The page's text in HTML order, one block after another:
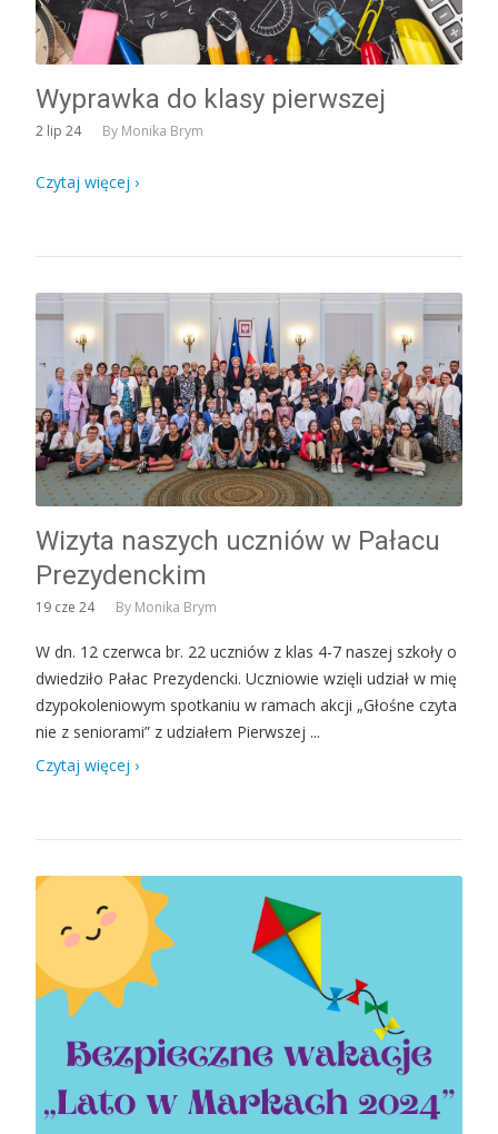
Wyprawka do klasy pierwszej
2 lip 24 By Monika Brym
Czytaj więcej ›
Wizyta naszych uczniów w Pałacu
Prezydenckim
19 cze 24 By Monika Brym
W dn. 12 czerwca br. 22 uczniów z klas 4-7 naszej szkoły o
dwiedziło Pałac Prezydencki. Uczniowie wzięli udział w mię
dzypokoleniowym spotkaniu w ramach akcji „Głośne czyta
nie z seniorami” z udziałem Pierwszej ...
Czytaj więcej ›